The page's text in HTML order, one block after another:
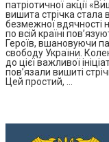
патріотичної акції
вишита стрічка стала
безмежної вдячності
по всій країні
Героїв, вшановуючи
свободу України.
до цієї важливої
пов’язали вишиті
Цей простий, …